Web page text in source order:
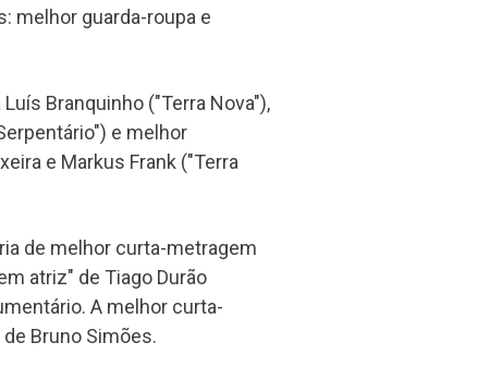
melhor guarda-roupa e
Branquinho ("Terra Nova"),
e melhor
e Markus Frank ("Terra
de melhor curta-metragem
atriz" de Tiago Durão
A melhor curta-
Bruno Simões.